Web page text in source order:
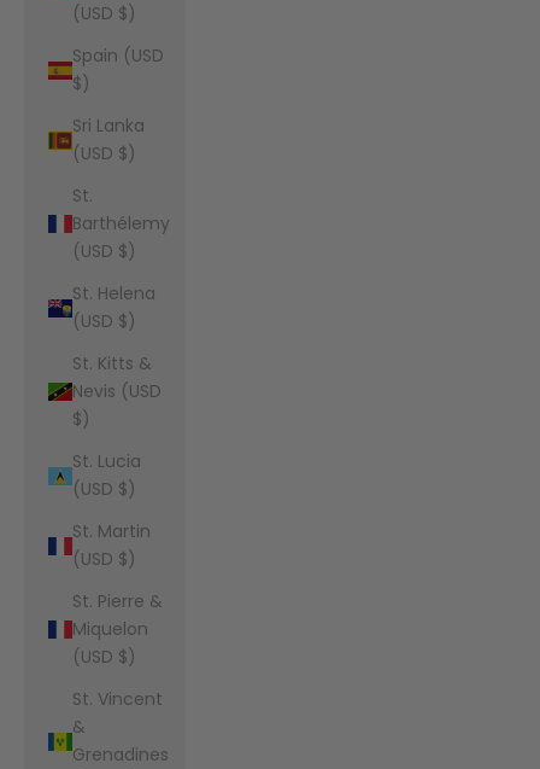
(USD $)
Spain (USD
$)
Sri Lanka
(USD $)
St.
Barthélemy
(USD $)
St. Helena
(USD $)
St. Kitts &
Nevis (USD
$)
St. Lucia
(USD $)
St. Martin
(USD $)
St. Pierre &
Miquelon
(USD $)
St. Vincent
&
Grenadines